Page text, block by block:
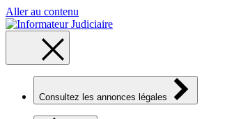
Aller au contenu
Consultez les annonces légales